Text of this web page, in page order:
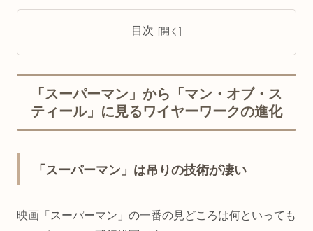
目次
「スーパーマン」から「マン・オブ・ス
ティール」に見るワイヤーワークの進化
「スーパーマン」は吊りの技術が凄い
映画「スーパーマン」の一番の見どころは何といっても